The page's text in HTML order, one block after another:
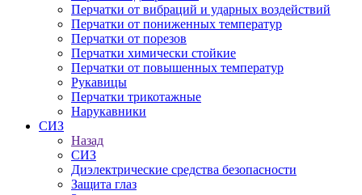
Перчатки от вибраций и ударных воздействий
Перчатки от пониженных температур
Перчатки от порезов
Перчатки химически стойкие
Перчатки от повышенных температур
Рукавицы
Перчатки трикотажные
Нарукавники
СИЗ
Назад
СИЗ
Диэлектрические средства безопасности
Защита глаз